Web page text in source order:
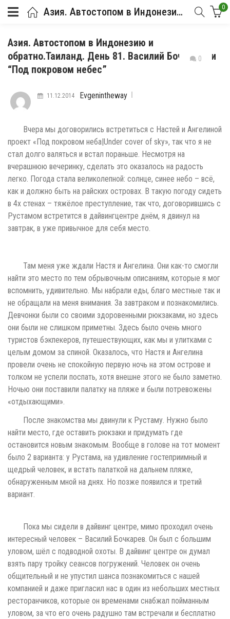
Азия. Автостопом в Индонезию и обратно.Таиланд. День 81. Василий Бочкарев и “Под покровом небес” 0
0
Азия. Автостопом в Индонезию и
обратно.Таиланд. День 81. Василий Бочкарев и
“Под покровом небес”
Evgenintheway
11.12.2014
Вчера мы договорились встретиться с Настей и Ангелиной
проект «Под покровом неба|Under cover of sky», так что я не
стал долго валяться и встал пораньше. Несмотря на
вчерашнюю вечеринку, сделать это оказалось на радость
легко. Погода стала великолепной: солнце, синее небо – всё,
как и должно быть на райских островах. В такую погоду сидеть
в 4х стенах – тяжёлое преступление, так что, договорившись с
Рустамом встретится в дайвингцентре днём, я двинул на
завтрак, в уже привычное для себя место.
Там меня уже ждали Настя и Ангелина. Они как-то смогли
найти это место по тем обрывочным описаниям, которые я мог
вспомнить, удивительно. Мы набрали еды, благо местные так и
не обращали на меня внимания. За завтраком и познакомились.
Девчонки были со своими здоровенными рюкзаками, но здесь
они были не слишком приметны. Здесь было очень много
туристов бэкпекеров, путешествующих, как мы и улитками с
целым домом за спиной. Оказалось, что Настя и Ангелина
провели очень не спокойную первую ночь на этом острове и
толком не успели поспать, хотя внешне этого не было заметно.
Ночью они поставили палатку на пляже и были потревожены
«отдыхающими».
После знакомства мы двинули к Рустаму. Нужно было
найти место, где оставить рюкзаки и придумать где
остановится новым знакомым. Вообще в голове на тот момент
было 2 варианта: у Рустама, на удивление гостеприимный и
щедрый человек, и встать палаткой на дальнем пляже,
обнаруженным мной на днях. Но позже появился и третий
вариант.
Пока мы сидели в дайвинг центре, мимо проходил очень
интересный человек – Василий Бочкарев. Он был с большим
уловом, шёл с подводной охоты. В дайвинг центре он думал
взять пару тройку сеансов погружений. Человек он очень
общительный и не упустил шанса познакомиться с нашей
компанией и даже пригласил нас в один из небольших местных
ресторанчиков, которые он временами снабжал пойманным
уловом, за что его очень радушно там встречали и бесплатно